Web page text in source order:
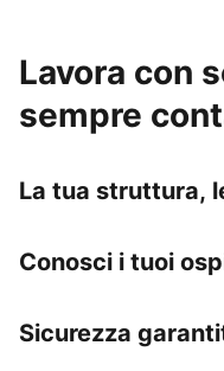
Lavora con
sempre
La tua struttura,
Conosci i tuoi
Sicurezza